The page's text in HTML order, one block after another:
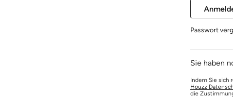
Passwort
Sie haben
Indem Sie sich
Houzz
die